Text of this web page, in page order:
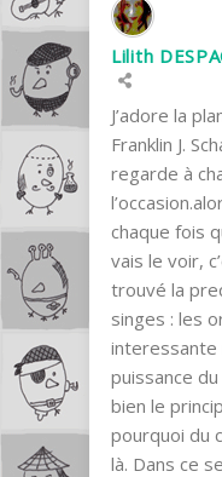
Lilith
J’adore la
Franklin J.
regarde à
chaque fois
vais le voir,
trouvé la
singes : les
interessante
puissance
bien le
pourquoi du
là. Dans ce